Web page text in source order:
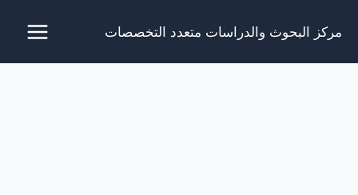
مركز البحوث والدراسات متعدد التخصصات